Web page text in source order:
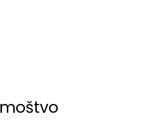
moštvo
Remember